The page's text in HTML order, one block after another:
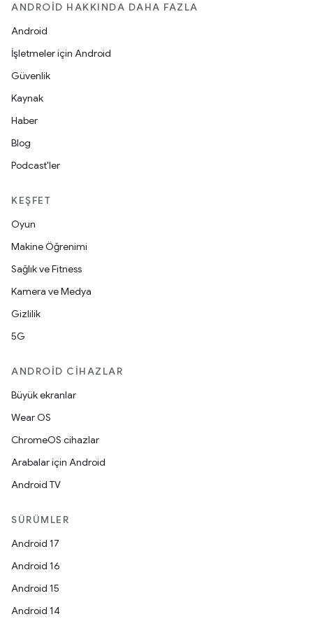
ANDROID HAKKINDA DAHA FAZLA
Android
İşletmeler için Android
Güvenlik
Kaynak
Haber
Blog
Podcast'ler
KEŞFET
Oyun
Makine Öğrenimi
Sağlık ve Fitness
Kamera ve Medya
Gizlilik
5G
ANDROID CIHAZLAR
Büyük ekranlar
Wear OS
ChromeOS cihazlar
Arabalar için Android
Android TV
SÜRÜMLER
Android 17
Android 16
Android 15
Android 14